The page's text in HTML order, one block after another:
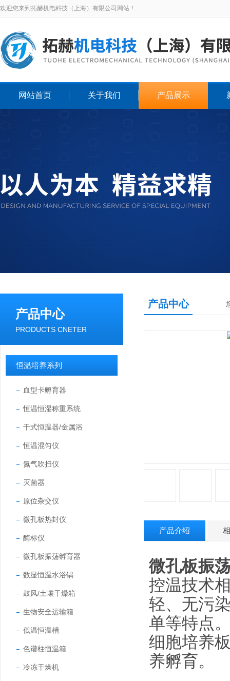
欢迎您来到拓赫机电科技（上海）有限公司网站！
网站首页 关于我们 产品展示
产品中心
PRODUCTS CNETER
恒温培养系列
血型卡孵育器
恒温恒湿称重系统
干式恒温器/金属浴
恒温混匀仪
氮气吹扫仪
灭菌器
原位杂交仪
微孔板热封仪
酶标仪
微孔板振荡孵育器
数显恒温水浴锅
鼓风/土壤干燥箱
生物安全运输箱
低温恒温槽
色谱柱恒温箱
冷冻干燥机
产品中心
产品介绍
微孔板振
控温技术
轻、无污
单等特点
细胞培养
养孵育。